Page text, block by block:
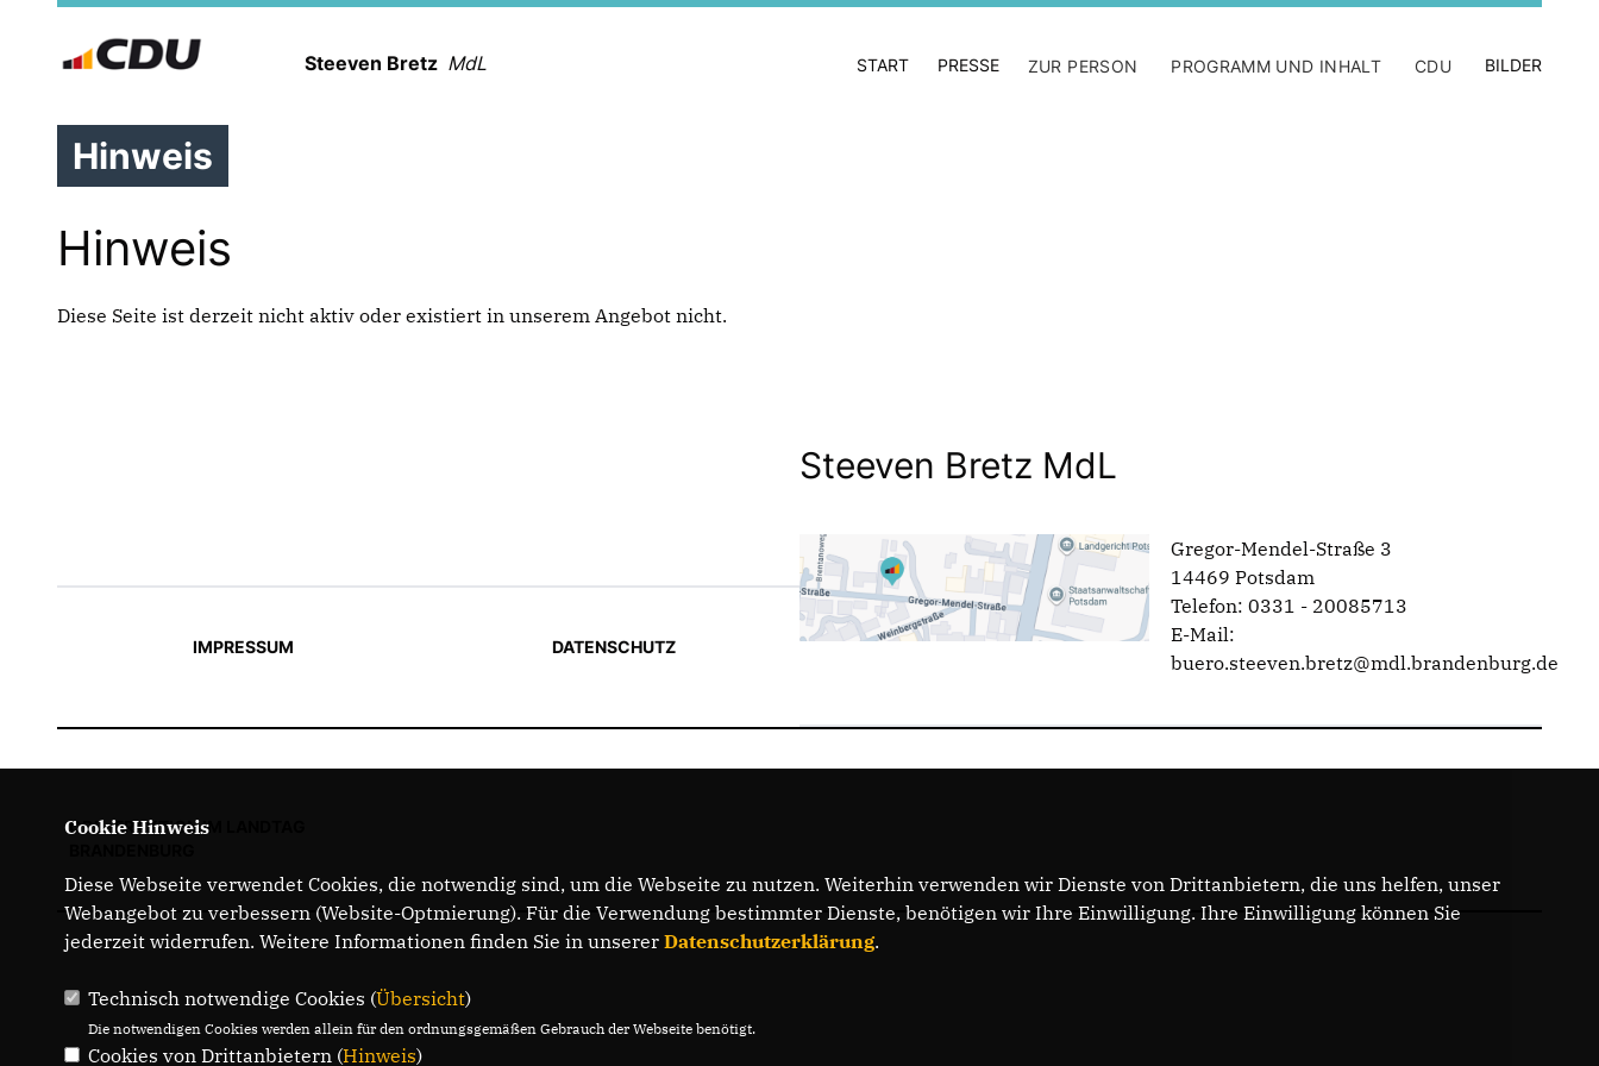
Steeven Bretz MdL START PRESSE ZUR PERSON PROGRAMM UND INHALT CDU BILDER
Hinweis
Hinweis
Diese Seite ist derzeit nicht aktiv oder existiert in unserem Angebot nicht.
IMPRESSUM DATENSCHUTZ
Steeven Bretz MdL
Gregor-Mendel-Straße 3
14469 Potsdam
Telefon: 0331 - 20085713
E-Mail:
buero.steeven.bretz@mdl.brandenburg.de
CDU-FRAKTION IM LANDTAG
Cookie Hinweis
Diese Webseite verwendet Cookies, die notwendig sind, um die Webseite zu nutzen. Weiterhin verwenden wir Dienste von Drittanbietern, die uns helfen, unser
Webangebot zu verbessern (Website-Optmierung). Für die Verwendung bestimmter Dienste, benötigen wir Ihre Einwilligung. Ihre Einwilligung können Sie
jederzeit widerrufen. Weitere Informationen finden Sie in unserer Datenschutzerklärung.
Technisch notwendige Cookies (Übersicht)
Die notwendigen Cookies werden allein für den ordnungsgemäßen Gebrauch der Webseite benötigt.
Cookies von Drittanbietern (Hinweis)